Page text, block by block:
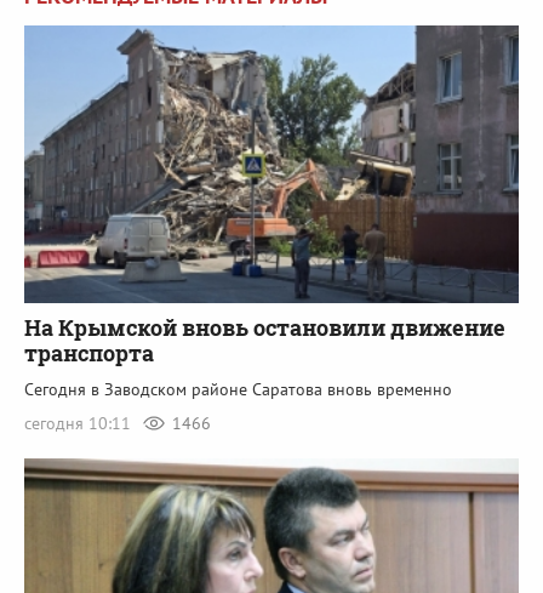
На Крымской вновь остановили движение
транспорта
Сегодня в Заводском районе Саратова вновь временно
сегодня 10:11
1466